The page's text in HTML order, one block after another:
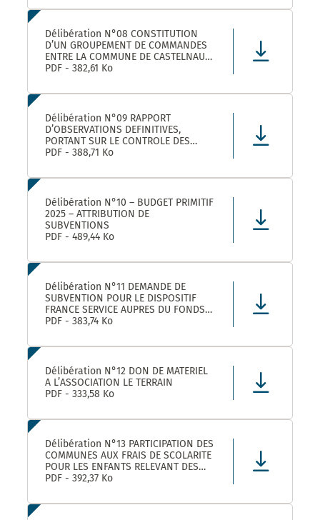
AUTRES ACHETEURS PUBLICS POUR LA
MATERIELS D’ENTRETIEN DES LOCAUX
– ADHÉS
Délibération N°08 CONSTITUTION
D’UN GROUPEMENT DE COMMANDES
ENTRE LA COMMUNE DE CASTELNAU-
LE-LEZ, LE CENTRE COMMUNAL
LEZ ET SES ETABLISSEMENTS
LIVRAISON ET LA GESTION DE TITRES
RESTAURANT E
PDF - 382,61 Ko
Délibération N°09 RAPPORT
D’OBSERVATIONS DEFINITIVES,
PORTANT SUR LE CONTROLE DES
COMPTES ET DE LA GESTION DE
METROPOLE AU TITRE DES EXERCICES
PDF - 388,71 Ko
Délibération N°10 – BUDGET PRIMITIF
2025 – ATTRIBUTION DE
SUBVENTIONS
PDF - 489,44 Ko
Délibération N°11 DEMANDE DE
SUBVENTION POUR LE DISPOSITIF
FRANCE SERVICE AUPRES DU FONDS
NATIONAL D’AMENAGEMENT ET DE
DU FONDS NATIONAL FRANCE
PDF - 383,74 Ko
Délibération N°12 DON DE MATERIEL
A L’ASSOCIATION LE TERRAIN
PDF - 333,58 Ko
Délibération N°13 PARTICIPATION DES
COMMUNES AUX FRAIS DE SCOLARITE
POUR LES ENFANTS RELEVANT DES
DISPOSITIFS ULISS ET DAR
CASTELNAUVIENNES
PDF - 392,37 Ko